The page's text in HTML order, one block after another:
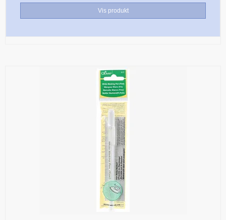
Vis produkt